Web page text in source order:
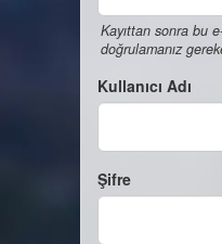
Kayıttan sonra bu
doğrulamanız
Kullanıcı Adı
Şifre